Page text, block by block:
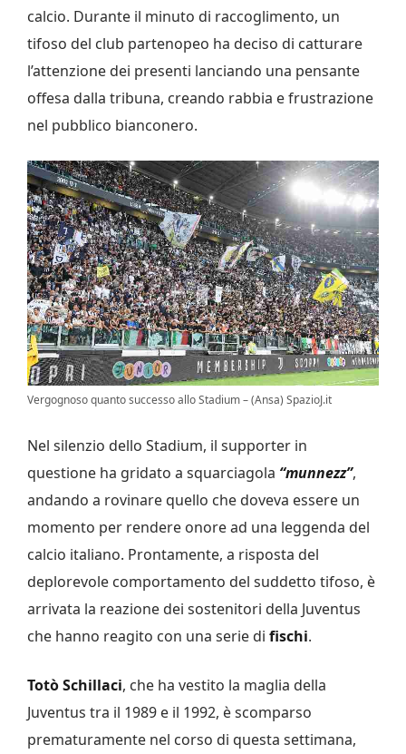
calcio. Durante il minuto di raccoglimento, un
tifoso del club partenopeo ha deciso di catturare
l’attenzione dei presenti lanciando una pensante
offesa dalla tribuna, creando rabbia e frustrazione
nel pubblico bianconero.
Vergognoso quanto successo allo Stadium – (Ansa) SpazioJ.it
Nel silenzio dello Stadium, il supporter in
questione ha gridato a squarciagola “munnezz”,
andando a rovinare quello che doveva essere un
momento per rendere onore ad una leggenda del
calcio italiano. Prontamente, a risposta del
deplorevole comportamento del suddetto tifoso, è
arrivata la reazione dei sostenitori della Juventus
che hanno reagito con una serie di fischi.
Totò Schillaci, che ha vestito la maglia della
Juventus tra il 1989 e il 1992, è scomparso
prematuramente nel corso di questa settimana,